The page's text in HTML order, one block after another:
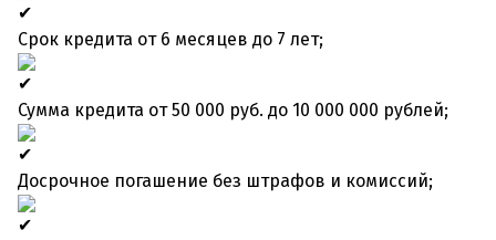
Срок кредита от 6 месяцев до 7 лет;
Сумма кредита от 50 000 руб. до 10 000 000 рублей;
Досрочное погашение без штрафов и комиссий;